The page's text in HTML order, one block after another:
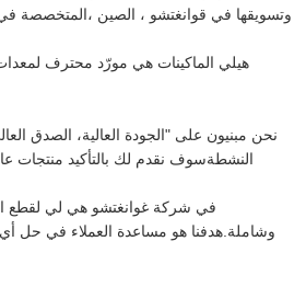
وتسويقها في قوانغتشو ، الصين ،المتخصصة
نحن مبنيون على "الجودة العالية، الصدق
النشطةسوف نقدم لك بالتأكيد منتجات
في شركة غوانغتشو هي لي لقطع
وشاملة.هدفنا هو مساعدة العملاء في حل